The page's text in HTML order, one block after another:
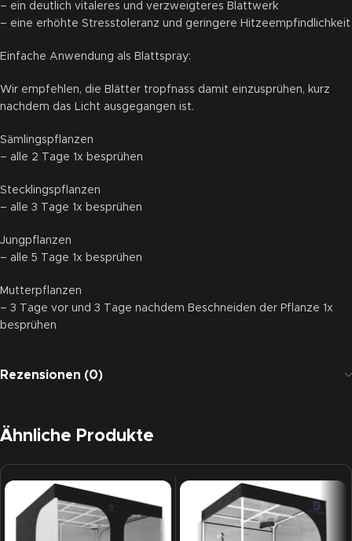
– ein deutlich vitaleres und verzweigteres Blattwerk
– eine erhöhte Stresstoleranz und geringere Hitzeempfindlichkeit
Einfache Anwendung als Blattspray:
Wir empfehlen, die Blätter tropfnass damit einzusprühen, kurz
nachdem das Licht ausgegangen ist.
Sämlingspflanzen
– alle 2 Tage 1x besprühen
Stecklingspflanzen
– alle 3 Tage 1x besprühen
Jungpflanzen
– alle 5 Tage 1x besprühen
Mutterpflanzen
– 3 Tage vor und 3 Tage nachdem Beschneiden der Pflanze 1x
besprühen
Rezensionen (0)
Ähnliche Produkte